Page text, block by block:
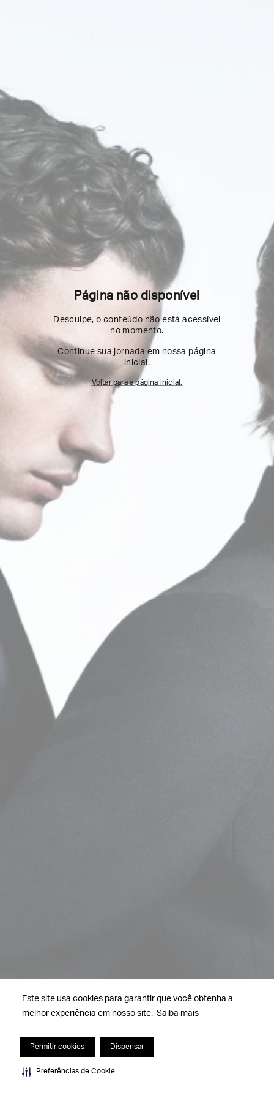
Este site usa cookies para garantir que você obtenha a
melhor experiência em nosso site. Saiba mais
Permitir cookies Dispensar
Preferências de Cookie
Página não disponível
Desculpe, o conteúdo não está acessível
no momento.
Continue sua jornada em nossa página
inicial.
Voltar para a página inicial.